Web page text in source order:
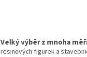
Velký výběr z mnoha
resinových figurek a